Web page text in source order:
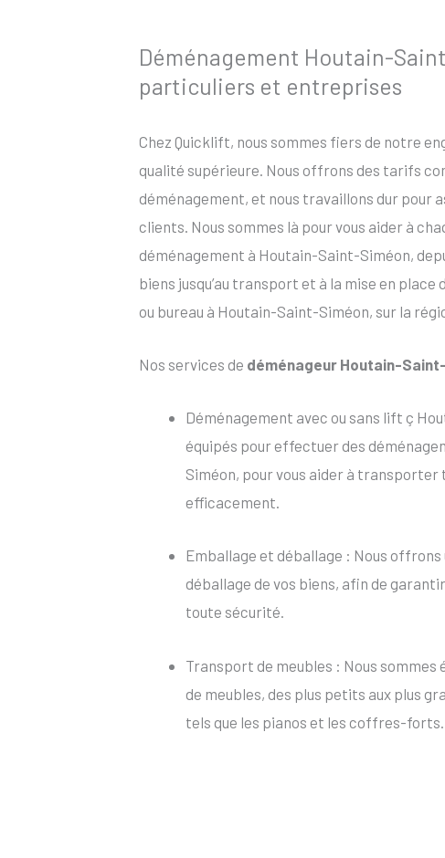
Déménagement Houtain-
particuliers et entreprises
Chez Quicklift, nous sommes fiers de notre
qualité supérieure. Nous offrons des tarifs
déménagement, et nous travaillons dur pour
clients. Nous sommes là pour vous aider à
déménagement à Houtain-Saint-Siméon,
biens jusqu’au transport et à la mise en
ou bureau à Houtain-Saint-Siméon, sur la
Nos services de déménageur Houtain-
Déménagement avec ou sans lift ç
équipés pour effectuer des
Siméon, pour vous aider à
efficacement.
Emballage et déballage : Nous
déballage de vos biens, afin de
toute sécurité.
Transport de meubles : Nous
de meubles, des plus petits aux plus
tels que les pianos et les coffres-forts.